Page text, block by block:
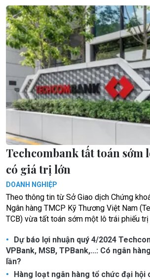
Techcombank tất toán sớm
có giá trị lớn
DOANH NGHIỆP
Theo thông tin từ Sở Giao dịch Chứng
Ngân hàng TMCP Kỹ Thương Việt Nam
TCB) vừa tất toán sớm một lô trái phiếu
Dự báo lợi nhuận quý 4/2024
VPBank, MSB, TPBank,...: Có ngân
lần?
Hàng loạt ngân hàng tổ chức đại hội